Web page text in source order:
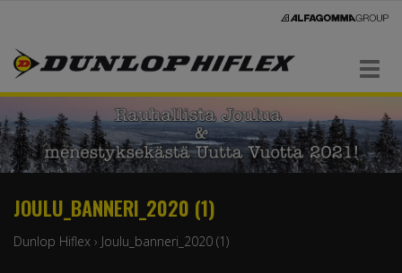
Navigaatio
JOULU_BANNERI_2020 (1)
Dunlop Hiflex › Joulu_banneri_2020 (1)